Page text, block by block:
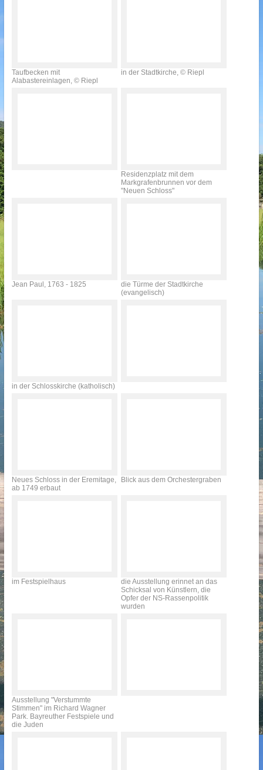
Taufbecken mit
Alabastereinlagen, © Riepl
in der Stadtkirche, © Riepl
Residenzplatz mit dem
Markgrafenbrunnen vor dem
"Neuen Schloss"
Jean Paul, 1763 - 1825
die Türme der Stadtkirche
(evangelisch)
in der Schlosskirche (katholisch)
Neues Schloss in der Eremitage,
ab 1749 erbaut
Blick aus dem Orchestergraben
im Festspielhaus
die Ausstellung erinnet an das
Schicksal von Künstlern, die
Opfer der NS-Rassenpolitik
wurden
Ausstellung "Verstummte
Stimmen" im Richard Wagner
Park. Bayreuther Festspiele und
die Juden